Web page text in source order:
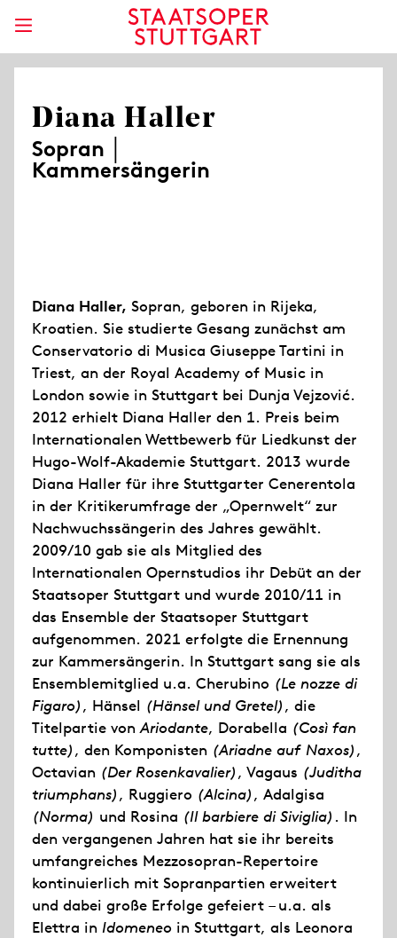
Diana Haller
Sopran │
Kammersängerin
Diana Haller, Sopran, geboren in Rijeka,
Kroatien. Sie studierte Gesang zunächst am
Conservatorio di Musica Giuseppe Tartini in
Triest, an der Royal Academy of Music in
London sowie in Stuttgart bei Dunja Vejzović.
2012 erhielt Diana Haller den 1. Preis beim
Internationalen Wettbewerb für Liedkunst der
Hugo-Wolf-Akademie Stuttgart. 2013 wurde
Diana Haller für ihre Stuttgarter Cenerentola
in der Kritikerumfrage der „Opernwelt“ zur
Nachwuchssängerin des Jahres gewählt.
2009/10 gab sie als Mitglied des
Internationalen Opernstudios ihr Debüt an der
Staatsoper Stuttgart und wurde 2010/11 in
das Ensemble der Staatsoper Stuttgart
aufgenommen. 2021 erfolgte die Ernennung
zur Kammersängerin. In Stuttgart sang sie als
Ensemblemitglied u.a. Cherubino (Le nozze di
Figaro), Hänsel (Hänsel und Gretel), die
Titelpartie vonAriodante, Dorabella (Così fan
tutte), den Komponisten (Ariadne auf Naxos),
Octavian (Der Rosenkavalier), Vagaus (Juditha
triumphans), Ruggiero (Alcina), Adalgisa
(Norma) und Rosina (Il barbiere di Siviglia) . In
den vergangenen Jahren hat sie ihr bereits
umfangreiches Mezzosopran-Repertoire
kontinuierlich mit Sopranpartien erweitert
und dabei große Erfolge gefeiert – u.a. als
Elettra in Idomeneo in Stuttgart, als Leonora